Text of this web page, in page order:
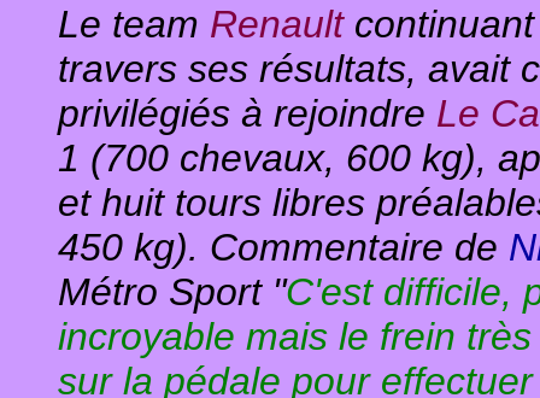
Le team Renault
travers ses résultats, avait
privilégiés à rejoindre Le
1 (700 chevaux, 600 kg),
et huit tours libres
450 kg). Commentaire de
Métro Sport "C'est difficile,
incroyable mais le frein
sur la pédale pour